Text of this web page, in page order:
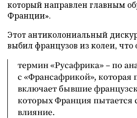
который направлен главным
Франции».
Этот антиколониальный
выбил французов из колеи,
термин «Русафрика» – по
с «Франсафрикой»,
включает бывшие
которых Франция пытается
влияние.